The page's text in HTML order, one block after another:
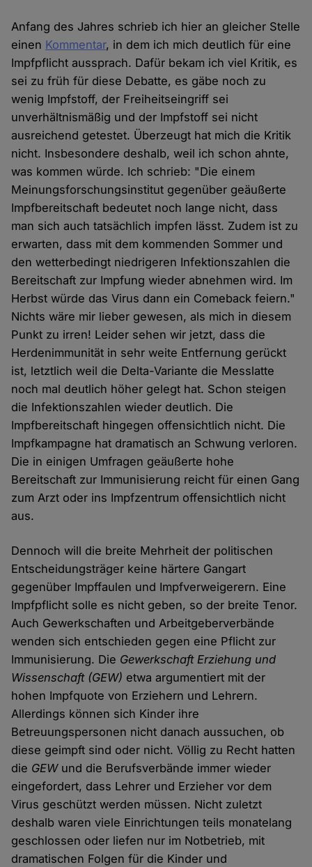
Anfang des Jahres schrieb ich hier an gleicher Stelle
einen Kommentar, in dem ich mich deutlich für eine
Impfpflicht aussprach. Dafür bekam ich viel Kritik, es
sei zu früh für diese Debatte, es gäbe noch zu
wenig Impfstoff, der Freiheitseingriff sei
unverhältnismäßig und der Impfstoff sei nicht
ausreichend getestet. Überzeugt hat mich die Kritik
nicht. Insbesondere deshalb, weil ich schon ahnte,
was kommen würde. Ich schrieb: "Die einem
Meinungsforschungsinstitut gegenüber geäußerte
Impfbereitschaft bedeutet noch lange nicht, dass
man sich auch tatsächlich impfen lässt. Zudem ist zu
erwarten, dass mit dem kommenden Sommer und
den wetterbedingt niedrigeren Infektionszahlen die
Bereitschaft zur Impfung wieder abnehmen wird. Im
Herbst würde das Virus dann ein Comeback feiern."
Nichts wäre mir lieber gewesen, als mich in diesem
Punkt zu irren! Leider sehen wir jetzt, dass die
Herdenimmunität in sehr weite Entfernung gerückt
ist, letztlich weil die Delta-Variante die Messlatte
noch mal deutlich höher gelegt hat. Schon steigen
die Infektionszahlen wieder deutlich. Die
Impfbereitschaft hingegen offensichtlich nicht. Die
Impfkampagne hat dramatisch an Schwung verloren.
Die in einigen Umfragen geäußerte hohe
Bereitschaft zur Immunisierung reicht für einen Gang
zum Arzt oder ins Impfzentrum offensichtlich nicht
aus.
Dennoch will die breite Mehrheit der politischen
Entscheidungsträger keine härtere Gangart
gegenüber Impffaulen und Impfverweigerern. Eine
Impfpflicht solle es nicht geben, so der breite Tenor.
Auch Gewerkschaften und Arbeitgeberverbände
wenden sich entschieden gegen eine Pflicht zur
Immunisierung. Die Gewerkschaft Erziehung und
Wissenschaft (GEW) etwa argumentiert mit der
hohen Impfquote von Erziehern und Lehrern.
Allerdings können sich Kinder ihre
Betreuungspersonen nicht danach aussuchen, ob
diese geimpft sind oder nicht. Völlig zu Recht hatten
die GEWund die Berufsverbände immer wieder
eingefordert, dass Lehrer und Erzieher vor dem
Virus geschützt werden müssen. Nicht zuletzt
deshalb waren viele Einrichtungen teils monatelang
geschlossen oder liefen nur im Notbetrieb, mit
dramatischen Folgen für die Kinder und